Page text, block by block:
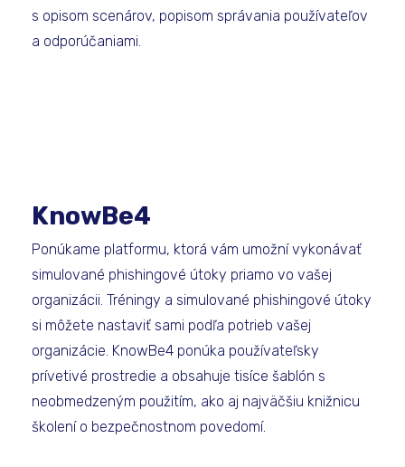
s opisom scenárov, popisom správania používateľov
a odporúčaniami.
KnowBe4
Ponúkame platformu, ktorá vám umožní vykonávať
simulované phishingové útoky priamo vo vašej
organizácii. Tréningy a simulované phishingové útoky
si môžete nastaviť sami podľa potrieb vašej
organizácie. KnowBe4 ponúka používateľsky
prívetivé prostredie a obsahuje tisíce šablón s
neobmedzeným použitím, ako aj najväčšiu knižnicu
školení o bezpečnostnom povedomí.